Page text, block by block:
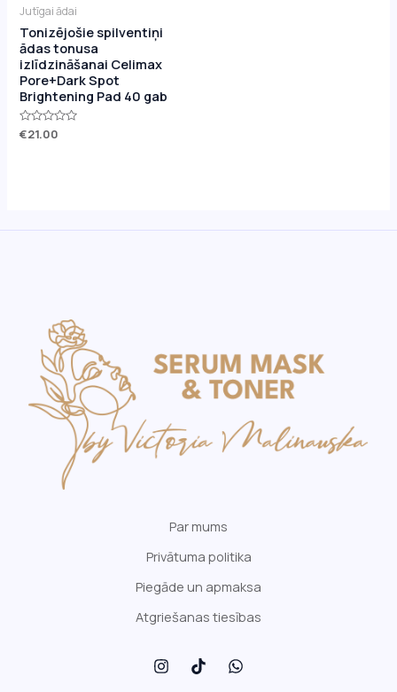
Jutīgai ādai
Tonizējošie spilventiņi
ādas tonusa
izlīdzināšanai Celimax
Pore+Dark Spot
Brightening Pad 40 gab
Novērtēts
€21.00
Par mums
Privātuma politika
Piegāde un apmaksa
Atgriešanas tiesības